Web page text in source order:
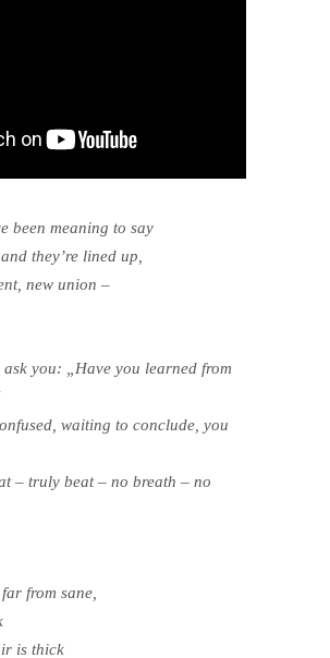
been meaning to say
they’re lined up,
new union –
ask you: „Have you learned from
waiting to conclude, you
– truly beat – no breath – no
from sane,
is thick